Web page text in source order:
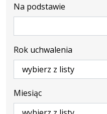
Na podstawie
Rok uchwalenia
Miesiąc